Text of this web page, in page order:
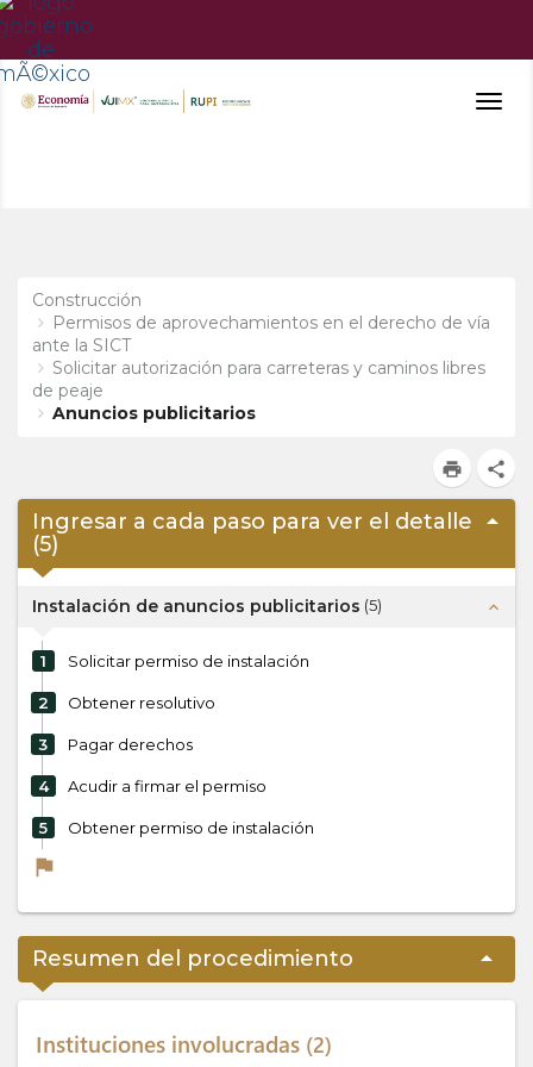
Construcción
Permisos de aprovechamientos en el derecho de vía
ante la SICT
Solicitar autorización para carreteras y caminos libres
de peaje
Anuncios publicitarios
print share
Ingresar a cada paso para ver el detalle
(5)
arrow_drop_up
Instalación de anuncios publicitarios (5) expand_less
1 Solicitar permiso de instalación
2 Obtener resolutivo
3 Pagar derechos
4 Acudir a firmar el permiso
5 Obtener permiso de instalación
flag
arrow_drop_up
Resumen del procedimiento
Instituciones involucradas 2